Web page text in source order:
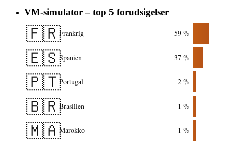
VM-simulator – top 5 forudsigelser
🇫🇷Frankrig 59 %
🇪🇸Spanien 37 %
🇵🇹Portugal 2 %
🇧🇷Brasilien 1 %
🇲🇦Marokko 1 %